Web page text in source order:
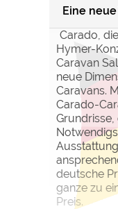
Eine
Carado,
Hymer-
Caravan
neue
Caravans.
Carado-
deutsche
ganze zu
Preis.